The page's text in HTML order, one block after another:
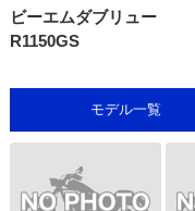
ビーエムダブリュー
R1150GS
モデル一覧